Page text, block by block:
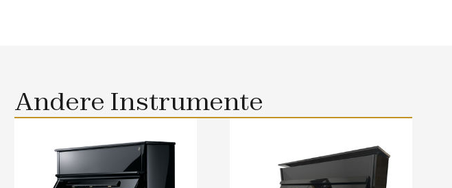
Andere Instrumente